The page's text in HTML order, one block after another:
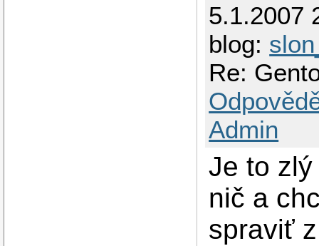
5.1.2007
blog:
Re:
Admin
Je to
nič a
spraviť